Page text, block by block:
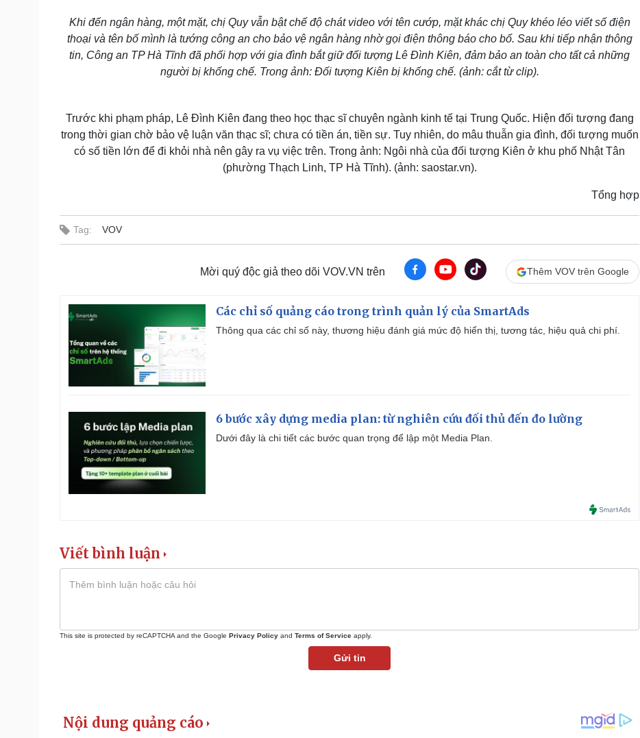
Khi đến ngân hàng, một mặt, chị Quy vẫn bật chế độ chát video với tên cướp, mặt khác chị Quy khéo léo viết số điện
thoại và tên bố mình là tướng công an cho bảo vệ ngân hàng nhờ gọi điện thông báo cho bố. Sau khi tiếp nhận thông
tin, Công an TP Hà Tĩnh đã phối hợp với gia đình bắt giữ đối tượng Lê Đình Kiên, đảm bảo an toàn cho tất cả những
người bị khống chế. Trong ảnh: Đối tượng Kiên bị khống chế. (ảnh: cắt từ clip).
Trước khi phạm pháp, Lê Đình Kiên đang theo học thạc sĩ chuyên ngành kinh tế tại Trung Quốc. Hiện đối tượng đang
trong thời gian chờ bảo vệ luận văn thạc sĩ; chưa có tiền án, tiền sự. Tuy nhiên, do mâu thuẫn gia đình, đối tượng muốn
có số tiền lớn để đi khỏi nhà nên gây ra vụ việc trên. Trong ảnh: Ngôi nhà của đối tượng Kiên ở khu phố Nhật Tân
(phường Thạch Linh, TP Hà Tĩnh). (ảnh: saostar.vn).
Tổng hợp
Tag: VOV
Mời quý độc giả theo dõi VOV.VN trên Thêm VOV trên Google
Các chỉ số quảng cáo trong trình quản lý của SmartAds
Thông qua các chỉ số này, thương hiệu đánh giá mức độ hiển thị, tương tác, hiệu quả chi phí.
6 bước xây dựng media plan: từ nghiên cứu đối thủ đến đo lường
Dưới đây là chi tiết các bước quan trọng để lập một Media Plan.
Viết bình luận
This site is protected by reCAPTCHA and the Google Privacy Policy and Terms of Service apply.
Gửi tin